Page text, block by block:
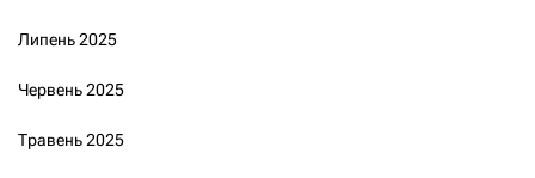
Липень 2025
Червень 2025
Травень 2025